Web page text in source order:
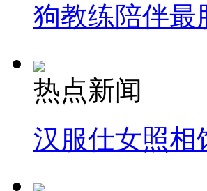
狗教练陪伴最
热点新闻
汉服仕女照相